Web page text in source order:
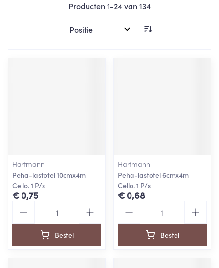
Producten1-24van134
Sorteer op:
Hartmann
Peha-lastotel 10cmx4m
Cello. 1 P/s
€ 0,75
Bestel
Hartmann
Peha-lastotel 6cmx4m
Cello. 1 P/s
€ 0,68
Bestel